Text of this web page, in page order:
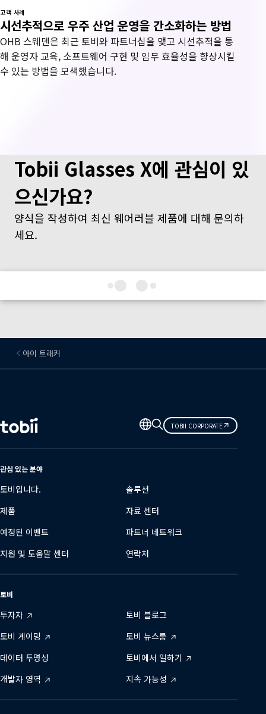
고객 사례
시선추적으로 우주 산업 운영을 간소화하는 방법
OHB 스웨덴은 최근 토비와 파트너십을 맺고 시선추적을 통
해 운영자 교육, 소프트웨어 구현 및 임무 효율성을 향상시킬
수 있는 방법을 모색했습니다.
Tobii Glasses X에 관심이 있
으신가요?
양식을 작성하여 최신 웨어러블 제품에 대해 문의하
세요.
아이 트래커
언
어
변
TOBII CORPORATE
관심 있는 분야
토비입니다.
솔루션
제품
자료 센터
예정된 이벤트
파트너 네트워크
지원 및 도움말 센터
연락처
토비
투자자
토비 블로그
토비 게이밍
토비 뉴스룸
데이터 투명성
토비에서 일하기
개발자 영역
지속 가능성